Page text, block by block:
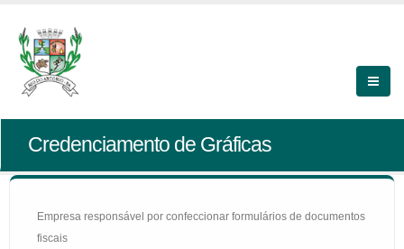
Credenciamento de Gráficas
Empresa responsável por confeccionar formulários de documentos
fiscais